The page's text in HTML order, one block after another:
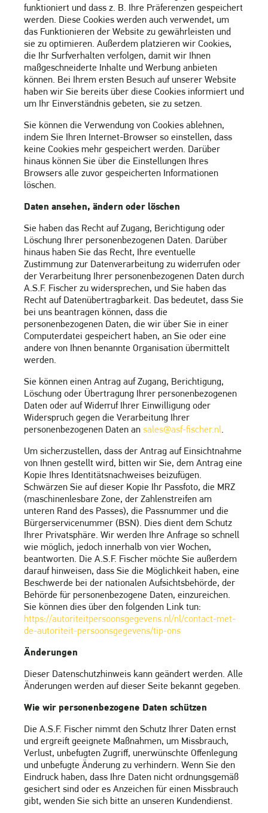
funktioniert und dass z. B. Ihre Präferenzen gespeichert
werden. Diese Cookies werden auch verwendet, um
das Funktionieren der Website zu gewährleisten und
sie zu optimieren. Außerdem platzieren wir Cookies,
die Ihr Surfverhalten verfolgen, damit wir Ihnen
maßgeschneiderte Inhalte und Werbung anbieten
können. Bei Ihrem ersten Besuch auf unserer Website
haben wir Sie bereits über diese Cookies informiert und
um Ihr Einverständnis gebeten, sie zu setzen.
Sie können die Verwendung von Cookies ablehnen,
indem Sie Ihren Internet-Browser so einstellen, dass
keine Cookies mehr gespeichert werden. Darüber
hinaus können Sie über die Einstellungen Ihres
Browsers alle zuvor gespeicherten Informationen
löschen.
Daten ansehen, ändern oder löschen
Sie haben das Recht auf Zugang, Berichtigung oder
Löschung Ihrer personenbezogenen Daten. Darüber
hinaus haben Sie das Recht, Ihre eventuelle
Zustimmung zur Datenverarbeitung zu widerrufen oder
der Verarbeitung Ihrer personenbezogenen Daten durch
A.S.F. Fischer zu widersprechen, und Sie haben das
Recht auf Datenübertragbarkeit. Das bedeutet, dass Sie
bei uns beantragen können, dass die
personenbezogenen Daten, die wir über Sie in einer
Computerdatei gespeichert haben, an Sie oder eine
andere von Ihnen benannte Organisation übermittelt
werden.
Sie können einen Antrag auf Zugang, Berichtigung,
Löschung oder Übertragung Ihrer personenbezogenen
Daten oder auf Widerruf Ihrer Einwilligung oder
Widerspruch gegen die Verarbeitung Ihrer
personenbezogenen Daten an sales@asf-fischer.nl.
Um sicherzustellen, dass der Antrag auf Einsichtnahme
von Ihnen gestellt wird, bitten wir Sie, dem Antrag eine
Kopie Ihres Identitätsnachweises beizufügen.
Schwärzen Sie auf dieser Kopie Ihr Passfoto, die MRZ
(maschinenlesbare Zone, der Zahlenstreifen am
unteren Rand des Passes), die Passnummer und die
Bürgerservicenummer (BSN). Dies dient dem Schutz
Ihrer Privatsphäre. Wir werden Ihre Anfrage so schnell
wie möglich, jedoch innerhalb von vier Wochen,
beantworten. Die A.S.F. Fischer möchte Sie außerdem
darauf hinweisen, dass Sie die Möglichkeit haben, eine
Beschwerde bei der nationalen Aufsichtsbehörde, der
Behörde für personenbezogene Daten, einzureichen.
Sie können dies über den folgenden Link tun:
https://autoriteitpersoonsgegevens.nl/nl/contact-met-
de-autoriteit-persoonsgegevens/tip-ons
Änderungen
Dieser Datenschutzhinweis kann geändert werden. Alle
Änderungen werden auf dieser Seite bekannt gegeben.
Wie wir personenbezogene Daten schützen
Die A.S.F. Fischer nimmt den Schutz Ihrer Daten ernst
und ergreift geeignete Maßnahmen, um Missbrauch,
Verlust, unbefugten Zugriff, unerwünschte Offenlegung
und unbefugte Änderung zu verhindern. Wenn Sie den
Eindruck haben, dass Ihre Daten nicht ordnungsgemäß
gesichert sind oder es Anzeichen für einen Missbrauch
gibt, wenden Sie sich bitte an unseren Kundendienst.